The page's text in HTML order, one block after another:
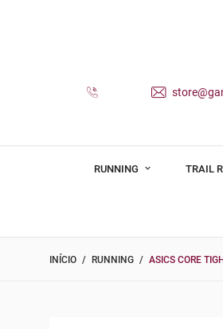
RUNNING TRAIL
INÍCIO RUNNING ASICS CORE